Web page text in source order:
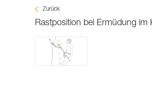
Zurück
Rastposition bei Ermüdung im